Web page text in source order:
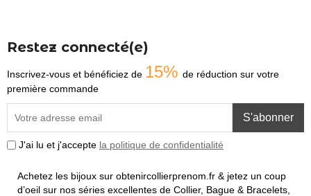
Restez connecté(e)
Inscrivez-vous et bénéficiez de 15% de réduction sur votre
première commande
S'abonner
J'ai lu et j'accepte la politique de confidentialité
Achetez les bijoux sur obtenircollierprenom.fr & jetez un coup
d’oeil sur nos séries excellentes de Collier, Bague & Bracelets,